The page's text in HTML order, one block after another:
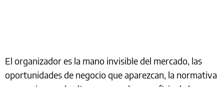
El organizador es la mano invisible del mercado, las
oportunidades de negocio que aparezcan, la normativa